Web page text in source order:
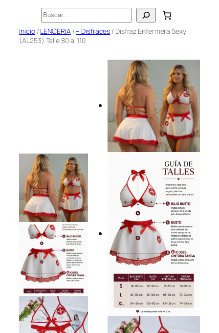
contenido
Buscar
Inicio/LENCERIA/– Disfraces / Disfraz Enfermera Sexy
(AL253) Talle 80 al 110